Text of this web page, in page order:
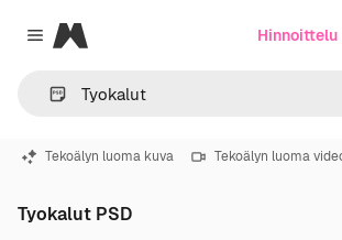
Close menu
Magnific Hinnoittelu
Tekoälyn luoma kuva Tekoälyn luoma
Tyokalut PSD